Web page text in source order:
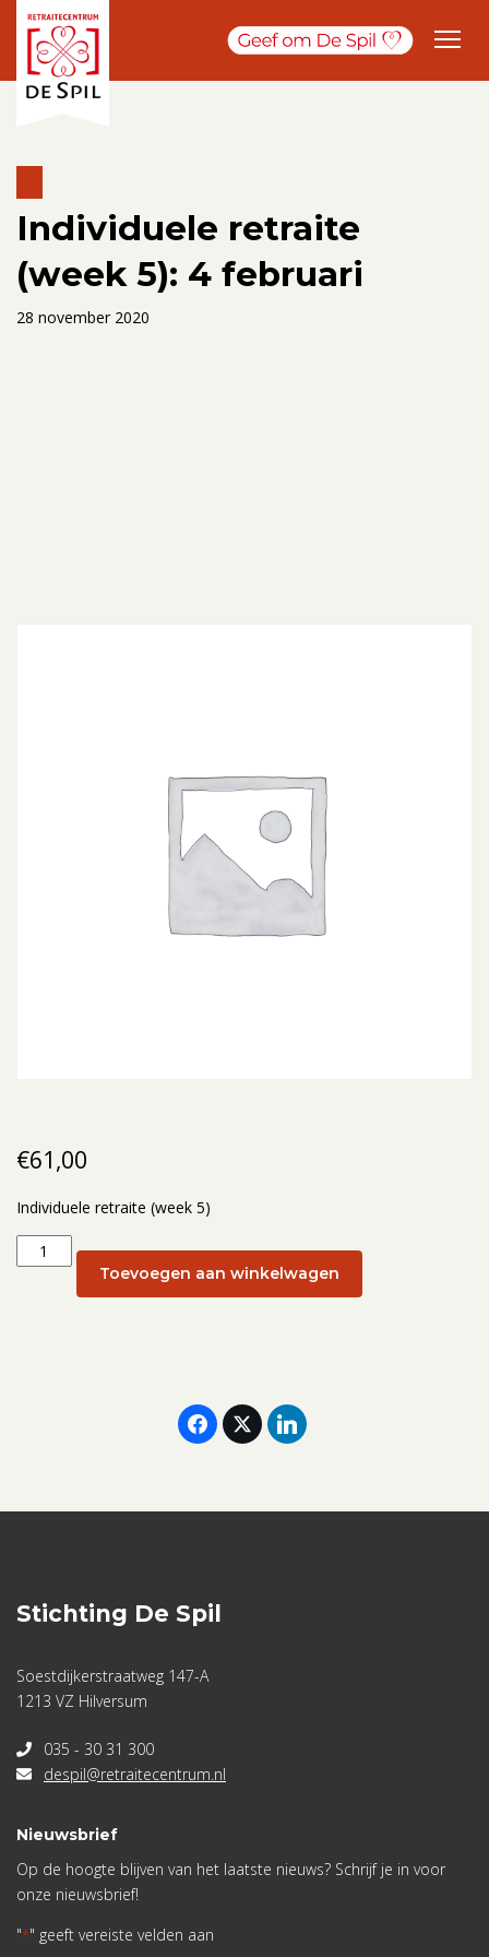
Individuele retraite
(week 5): 4 februari
28 november 2020
€61,00
Individuele retraite (week 5)
Individuele
retraite
Toevoegen aan winkelwagen
Stichting De Spil
Soestdijkerstraatweg 147-A
1213 VZ Hilversum
035 - 30 31 300
despil@retraitecentrum.nl
Nieuwsbrief
Op de hoogte blijven van het laatste nieuws? Schrijf je in voor
onze nieuwsbrief!
"*" geeft vereiste velden aan